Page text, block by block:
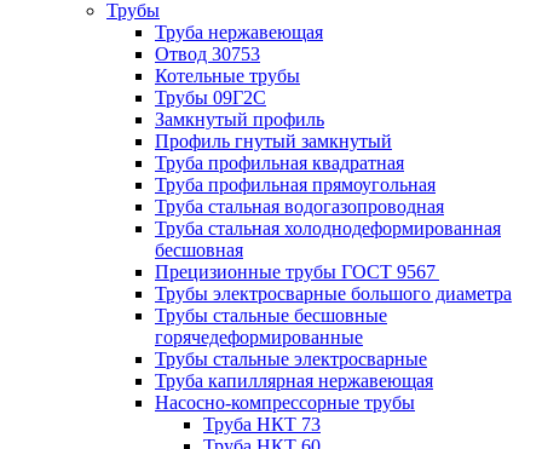
Трубы
Труба нержавеющая
Отвод 30753
Котельные трубы
Трубы 09Г2С
Замкнутый профиль
Профиль гнутый замкнутый
Труба профильная квадратная
Труба профильная прямоугольная
Труба стальная водогазопроводная
Труба стальная холоднодеформированная
бесшовная
Прецизионные трубы ГОСТ 9567
Трубы электросварные большого диаметра
Трубы стальные бесшовные
горячедеформированные
Трубы стальные электросварные
Труба капиллярная нержавеющая
Насосно-компрессорные трубы
Труба НКТ 73